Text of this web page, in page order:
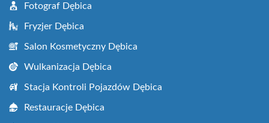
Fotograf Dębica
Fryzjer Dębica
Salon Kosmetyczny Dębica
Wulkanizacja Dębica
Stacja Kontroli Pojazdów Dębica
Restauracje Dębica